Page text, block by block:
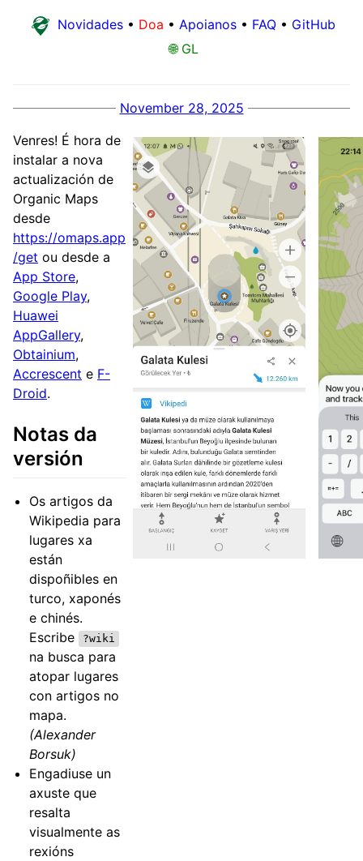
Novidades • Doa • Apoianos • FAQ • GitHub
🌐 GL
November 28, 2025
Venres! É hora de
instalar a nova
actualización de
Organic Maps
desde
https://omaps.app
/get ou desde a
App Store,
Google Play,
Huawei
AppGallery,
Obtainium,
Accrescent e F-
Droid.
Notas da
versión
Os artigos da
Wikipedia para
lugares xa
están
dispoñibles en
turco, xaponés
e chinés.
Escribe
?wiki
na busca para
atopar lugares
con artigos no
mapa.
(Alexander
Borsuk)
Engadiuse un
axuste que
resalta
visualmente as
rexións